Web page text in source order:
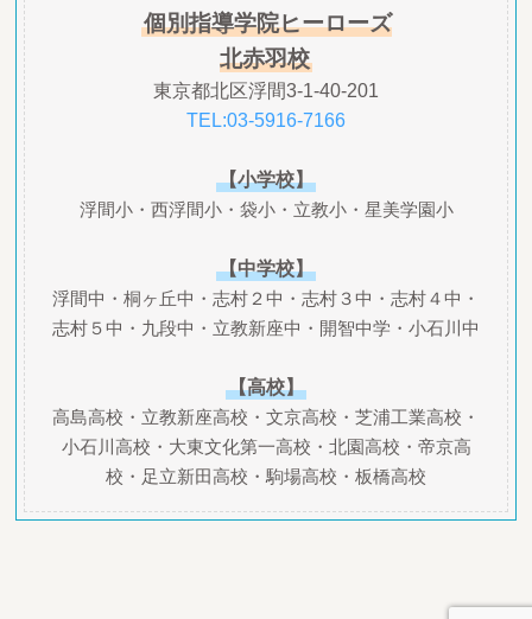
個別指導学院ヒーローズ
北赤羽校
東京都北区浮間3-1-40-201
TEL:03-5916-7166
【小学校】
浮間小・西浮間小・袋小・立教小・星美学園小
【中学校】
浮間中・桐ヶ丘中・志村２中・志村３中・志村４中・
志村５中・九段中・立教新座中・開智中学・小石川中
【高校】
高島高校・立教新座高校・文京高校・芝浦工業高校・
小石川高校・大東文化第一高校・北園高校・帝京高
校・足立新田高校・駒場高校・板橋高校